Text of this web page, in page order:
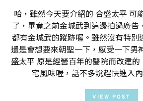
哈，雖然今天要介紹的 合盛太平 可
了，畢竟之前金城武到這邊拍過廣告
都有金城武的蹤跡喔。雖然沒有特別
還是會想要來朝聖一下，感受一下男
盛太平 原是經營百年的醫院而改建
宅風味喔，話不多說趕快進入
VIEW POST